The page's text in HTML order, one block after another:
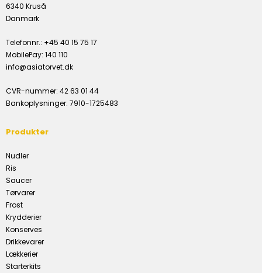
6340 Kruså
Danmark
Telefonnr.: +45 40 15 75 17
MobilePay: 140 110
info@asiatorvet.dk
CVR-nummer: 42 63 01 44
Bankoplysninger: 7910-1725483
Produkter
Nudler
Ris
Saucer
Tørvarer
Frost
Krydderier
Konserves
Drikkevarer
Lækkerier
Starterkits